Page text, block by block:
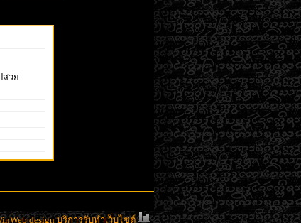
สวย
design บริการรับทำเว็บไซต์